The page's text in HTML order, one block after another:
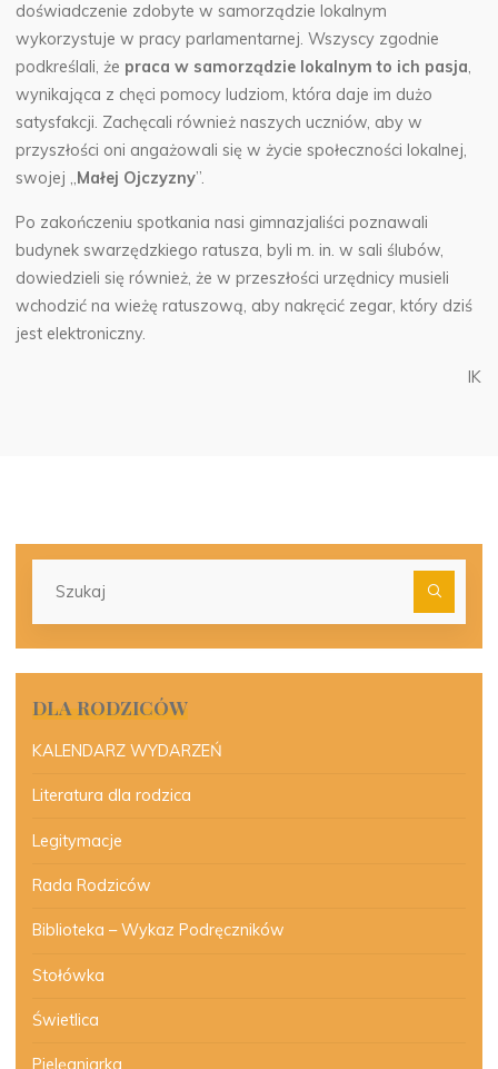
doświadczenie zdobyte w samorządzie lokalnym
wykorzystuje w pracy parlamentarnej. Wszyscy zgodnie
podkreślali, że praca w samorządzie lokalnym to ich pasja,
wynikająca z chęci pomocy ludziom, która daje im dużo
satysfakcji. Zachęcali również naszych uczniów, aby w
przyszłości oni angażowali się w życie społeczności lokalnej,
swojej „Małej Ojczyzny”.
Po zakończeniu spotkania nasi gimnazjaliści poznawali
budynek swarzędzkiego ratusza, byli m. in. w sali ślubów,
dowiedzieli się również, że w przeszłości urzędnicy musieli
wchodzić na wieżę ratuszową, aby nakręcić zegar, który dziś
jest elektroniczny.
IK
DLA RODZICÓW
KALENDARZ WYDARZEŃ
Literatura dla rodzica
Legitymacje
Rada Rodziców
Biblioteka – Wykaz Podręczników
Stołówka
Świetlica